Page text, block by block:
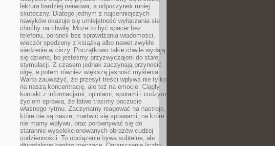
lektura bardziej nerwowa, a odpoczynek mniej
skuteczny. Dlatego jednym z najcenniejszych
nawyków okazuje się umiejętność wyłączania się
choćby na chwilę. Może to być spacer bez
telefonu, poranek bez sprawdzania wiadomości,
wieczór spędzony z książką albo nawet zwykłe
siedzenie w ciszy. Początkowo takie chwile wydają
się dziwne, bo jesteśmy przyzwyczajeni do stałej
stymulacji. Z czasem jednak zaczynają przynosić
ulgę, a potem również większą jasność myślenia.
Warto zauważyć, że przesyt treści wpływa nie tylko
na naszą koncentrację, ale też na emocje. Ciągły
kontakt z informacjami, opiniami, sporami i cudzym
życiem sprawia, że łatwo tracimy poczucie
własnego rytmu. Zaczynamy reagować na nastroje,
które nie są nasze, martwić się sprawami, na które
nie mamy wpływu, oraz porównywać się do
starannie wyselekcjonowanych obrazów cudzej
codzienności. To obciążenie bywa subtelne, ale